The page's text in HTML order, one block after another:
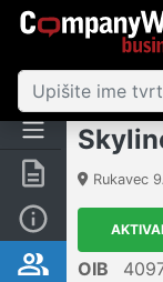
Sažetak
Osobe i
Rukavec
OIB